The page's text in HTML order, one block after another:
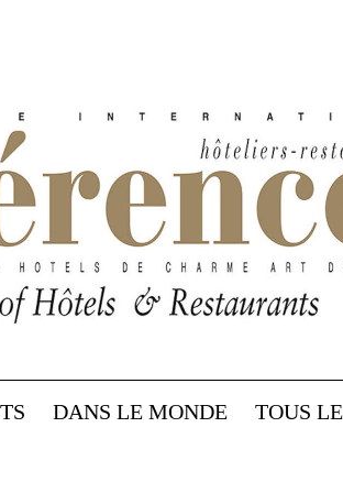
DANS LE MONDE TOUS